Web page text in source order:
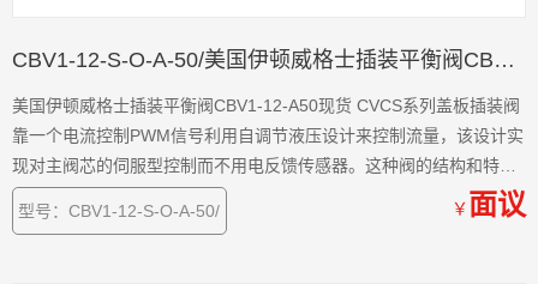
CBV1-12-S-O-A-50/美国伊顿威格士插装平衡阀CBV1-12-A50现货
美国伊顿威格士插装平衡阀CBV1-12-A50现货 CVCS系列盖板插装阀
靠一个电流控制PWM信号利用自调节液压设计来控制流量，该设计实
现对主阀芯的伺服型控制而不用电反馈传感器。这种阀的结构和特征
开辟了液压缸和马达
型号：CBV1-12-S-O-A-50/
￥ 面议